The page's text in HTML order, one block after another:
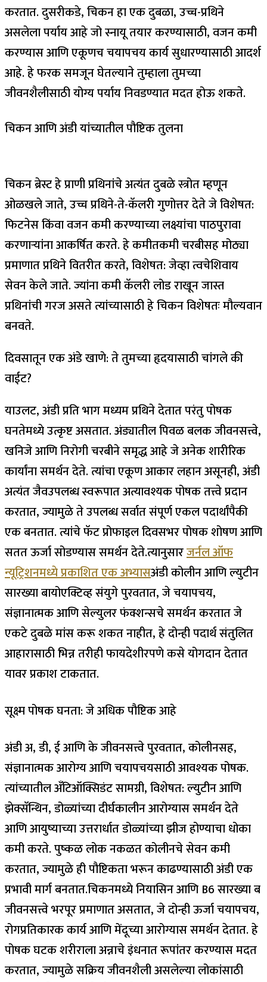
करतात. दुसरीकडे, चिकन हा एक दुबळा, उच्च-प्रथिने
असलेला पर्याय आहे जो स्नायू तयार करण्यासाठी, वजन कमी
करण्यास आणि एकूणच चयापचय कार्य सुधारण्यासाठी आदर्श
आहे. हे फरक समजून घेतल्याने तुम्हाला तुमच्या
जीवनशैलीसाठी योग्य पर्याय निवडण्यात मदत होऊ शकते.
चिकन आणि अंडी यांच्यातील पौष्टिक तुलना
चिकन ब्रेस्ट हे प्राणी प्रथिनांचे अत्यंत दुबळे स्त्रोत म्हणून
ओळखले जाते, उच्च प्रथिने-ते-कॅलरी गुणोत्तर देते जे विशेषत:
फिटनेस किंवा वजन कमी करण्याच्या लक्ष्यांचा पाठपुरावा
करणाऱ्यांना आकर्षित करते. हे कमीतकमी चरबीसह मोठ्या
प्रमाणात प्रथिने वितरीत करते, विशेषत: जेव्हा त्वचेशिवाय
सेवन केले जाते. ज्यांना कमी कॅलरी लोड राखून जास्त
प्रथिनांची गरज असते त्यांच्यासाठी हे चिकन विशेषतः मौल्यवान
बनवते.
दिवसातून एक अंडे खाणे: ते तुमच्या हृदयासाठी चांगले की
वाईट?
याउलट, अंडी प्रति भाग मध्यम प्रथिने देतात परंतु पोषक
घनतेमध्ये उत्कृष्ट असतात. अंड्यातील पिवळ बलक जीवनसत्त्वे,
खनिजे आणि निरोगी चरबीने समृद्ध आहे जे अनेक शारीरिक
कार्यांना समर्थन देते. त्यांचा एकूण आकार लहान असूनही, अंडी
अत्यंत जैवउपलब्ध स्वरूपात अत्यावश्यक पोषक तत्त्वे प्रदान
करतात, ज्यामुळे ते उपलब्ध सर्वात संपूर्ण एकल पदार्थांपैकी
एक बनतात. त्यांचे फॅट प्रोफाइल दिवसभर पोषक शोषण आणि
सतत ऊर्जा सोडण्यास समर्थन देते.त्यानुसारजर्नल ऑफ
न्यूट्रिशनमध्ये प्रकाशित एक अभ्यासअंडी कोलीन आणि ल्युटीन
सारख्या बायोएक्टिव्ह संयुगे पुरवतात, जे चयापचय,
संज्ञानात्मक आणि सेल्युलर फंक्शन्सचे समर्थन करतात जे
एकटे दुबळे मांस करू शकत नाहीत, हे दोन्ही पदार्थ संतुलित
आहारासाठी भिन्न तरीही फायदेशीरपणे कसे योगदान देतात
यावर प्रकाश टाकतात.
सूक्ष्म पोषक घनता: जे अधिक पौष्टिक आहे
अंडी अ, डी, ई आणि के जीवनसत्त्वे पुरवतात, कोलीनसह,
संज्ञानात्मक आरोग्य आणि चयापचयसाठी आवश्यक पोषक.
त्यांच्यातील अँटिऑक्सिडंट सामग्री, विशेषत: ल्युटीन आणि
झेक्सॅन्थिन, डोळ्यांच्या दीर्घकालीन आरोग्यास समर्थन देते
आणि आयुष्याच्या उत्तरार्धात डोळ्यांच्या झीज होण्याचा धोका
कमी करते.पुष्कळ लोक नकळत कोलीनचे सेवन कमी
करतात, ज्यामुळे ही पौष्टिकता भरून काढण्यासाठी अंडी एक
प्रभावी मार्ग बनतात.चिकनमध्ये नियासिन आणि B6 सारख्या ब
जीवनसत्त्वे भरपूर प्रमाणात असतात, जे दोन्ही ऊर्जा चयापचय,
रोगप्रतिकारक कार्य आणि मेंदूच्या आरोग्यास समर्थन देतात. हे
पोषक घटक शरीराला अन्नाचे इंधनात रूपांतर करण्यास मदत
करतात, ज्यामुळे सक्रिय जीवनशैली असलेल्या लोकांसाठी